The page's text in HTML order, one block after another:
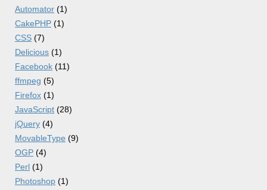
Automator (1)
CakePHP (1)
CSS (7)
Delicious (1)
Facebook (11)
ffmpeg (5)
Firefox (1)
JavaScript (28)
jQuery (4)
MovableType (9)
OGP (4)
Perl (1)
Photoshop (1)